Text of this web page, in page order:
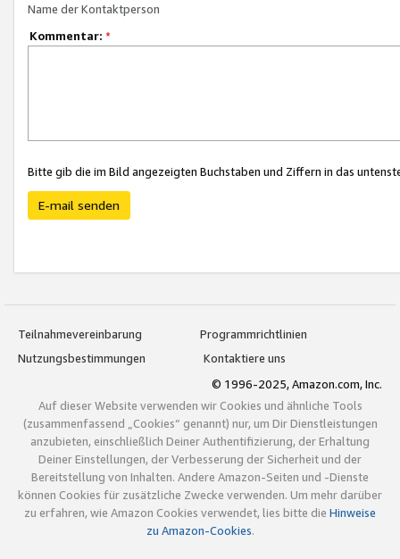
Name der Kontaktperson
Kommentar: *
Bitte gib die im Bild angezeigten Buchstaben und Ziffern in das
E-mail senden
Teilnahmevereinbarung
Programmrichtlinien
Nutzungsbestimmungen
Kontaktiere uns
© 1996-2025, Amazon.com, Inc.
Auf dieser Website verwenden wir Cookies und ähnliche Tools
(zusammenfassend „Cookies“ genannt) nur, um Dir Dienstleistungen
anzubieten, einschließlich Deiner Authentifizierung, der Erhaltung
Deiner Einstellungen, der Verbesserung der Sicherheit und der
Bereitstellung von Inhalten. Andere Amazon-Seiten und -Dienste
können Cookies für zusätzliche Zwecke verwenden. Um mehr darüber
zu erfahren, wie Amazon Cookies verwendet, lies bitte die Hinweise
zu Amazon-Cookies.